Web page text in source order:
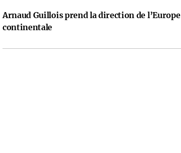
Arnaud Guillois prend la direction de l’Europe
continentale